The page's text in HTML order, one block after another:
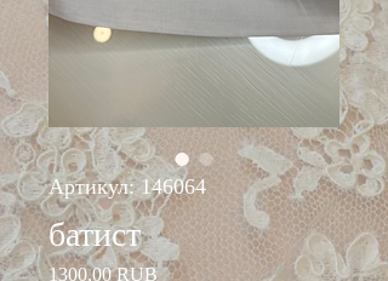
Артикул: 146064
батист
1300,00 RUBЦена